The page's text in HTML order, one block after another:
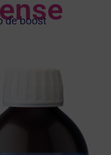
de boost